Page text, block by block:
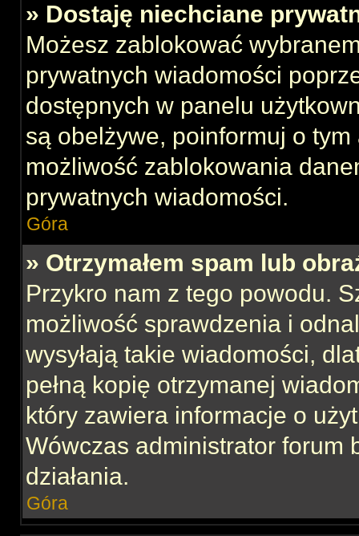
» Dostaję niechciane
Możesz zablokować
prywatnych wiadomości
dostępnych w panelu
są obelżywe, poinformuj o
możliwość zablokowania
prywatnych wiadomości.
Góra
» Otrzymałem spam lub
Przykro nam z tego powodu.
możliwość sprawdzenia i
wysyłają takie wiadomości,
pełną kopię otrzymanej
który zawiera informacje o
Wówczas administrator forum
działania.
Góra